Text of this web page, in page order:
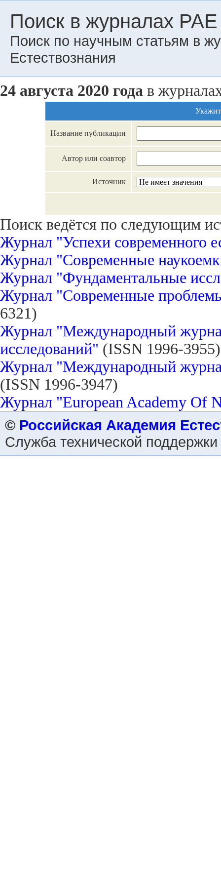
Поиск в журналах РАЕ
Поиск по научным статьям в
Естествознания
24 августа 2020 года в
Название публикации
Автор или соавтор
Источник
Поиск ведётся по следующим
Журнал "Успехи современного
Журнал "Современные
Журнал "Фундаментальные
Журнал "Современные
6321)
Журнал "Международный
исследований" (ISSN 1996-3955)
Журнал "Международный
(ISSN 1996-3947)
Журнал "European Academy Of
© Российская Академия
Служба технической